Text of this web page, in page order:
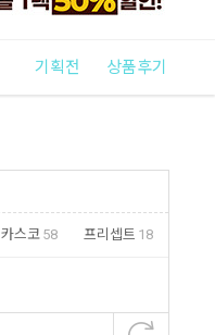
기획전 상품후기
카스코 58 프리셉트 18